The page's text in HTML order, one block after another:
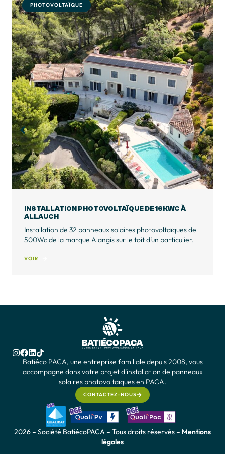
PHOTOVOLTAÏQUE
INSTALLATION PHOTOVOLTAÏQUE DE 9KWC À
BAGNOLS-EN-FORÊT
Installation de 18 panneaux solaires photovoltaïques de
500W de la marque Alangis sur le toit d’une maison de
Batiéco PACA, une entreprise familiale depuis 2008, vous
accompagne dans votre projet d’installation de panneaux
solaires photovoltaïques en PACA.
CONTACTEZ-NOUS
2026 – Société BatiécoPACA – Tous droits réservés – Mentions
légales